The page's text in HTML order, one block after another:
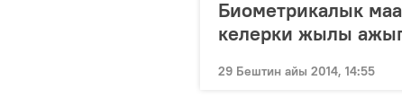
Биометрикалык
келерки жылы
29 Бештин айы 2014, 14:55